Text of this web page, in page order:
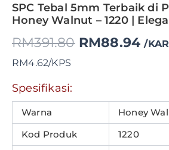
SPC Tebal 5mm Terbaik di
Honey Walnut – 1220 |
RM391.80 RM88.94 /
RM4.62/KPS
Spesifikasi:
Warna
Honey
Kod Produk
1220